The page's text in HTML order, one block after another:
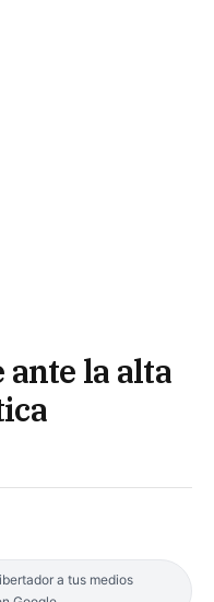
ante la alta
a tus medios